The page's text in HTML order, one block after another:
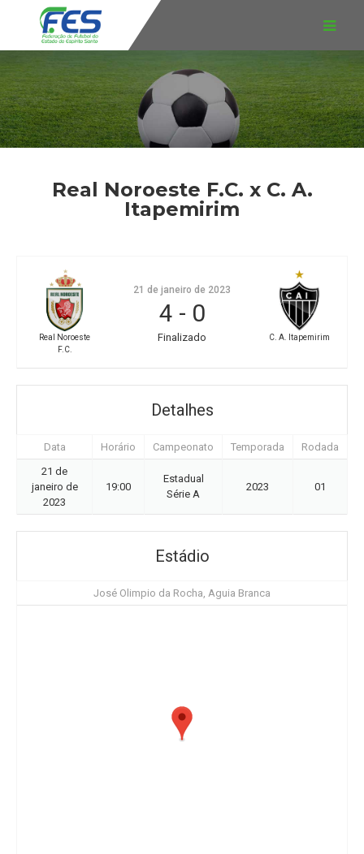
Real Noroeste F.C. x C. A.
Itapemirim
Real Noroeste
F.C.
C. A. Itapemirim
21 de janeiro de 2023
4 - 0
Finalizado
Detalhes
Data Horário Campeonato Temporada
Rodada
21 de
janeiro de
2023
19:00
Estadual
Série A
2023 01
Estádio
José Olimpio da Rocha, Aguia Branca